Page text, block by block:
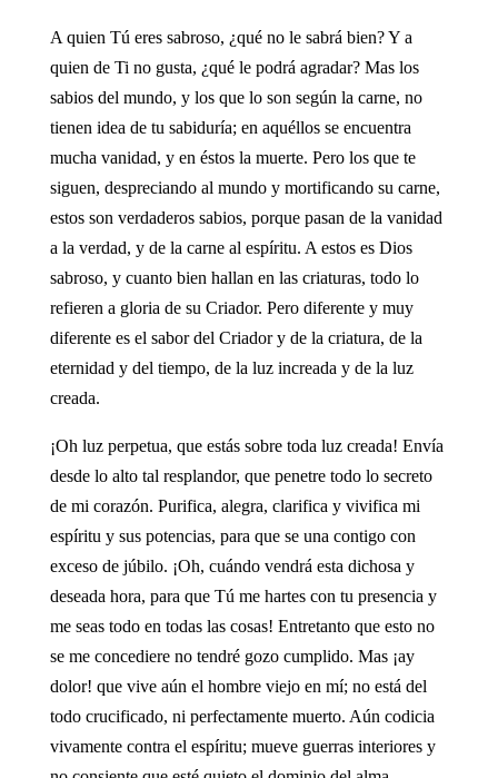
A quien Tú eres sabroso, ¿qué no le sabrá bien? Y a
quien de Ti no gusta, ¿qué le podrá agradar? Mas los
sabios del mundo, y los que lo son según la carne, no
tienen idea de tu sabiduría; en aquéllos se encuentra
mucha vanidad, y en éstos la muerte. Pero los que te
siguen, despreciando al mundo y mortificando su carne,
estos son verdaderos sabios, porque pasan de la vanidad
a la verdad, y de la carne al espíritu. A estos es Dios
sabroso, y cuanto bien hallan en las criaturas, todo lo
refieren a gloria de su Criador. Pero diferente y muy
diferente es el sabor del Criador y de la criatura, de la
eternidad y del tiempo, de la luz increada y de la luz
creada.
¡Oh luz perpetua, que estás sobre toda luz creada! Envía
desde lo alto tal resplandor, que penetre todo lo secreto
de mi corazón. Purifica, alegra, clarifica y vivifica mi
espíritu y sus potencias, para que se una contigo con
exceso de júbilo. ¡Oh, cuándo vendrá esta dichosa y
deseada hora, para que Tú me hartes con tu presencia y
me seas todo en todas las cosas! Entretanto que esto no
se me concediere no tendré gozo cumplido. Mas ¡ay
dolor! que vive aún el hombre viejo en mí; no está del
todo crucificado, ni perfectamente muerto. Aún codicia
vivamente contra el espíritu; mueve guerras interiores y